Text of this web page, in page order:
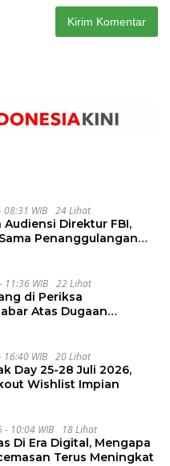
08:31 WIB 24 Lihat
Audiensi Direktur FBI,
Penanggulangan
11:36 WIB 22 Lihat
di Periksa
Atas Dugaan
16:40 WIB 20 Lihat
Day 25-28 Juli 2026,
Wishlist Impian
- 10:04 WIB 18 Lihat
Di Era Digital, Mengapa
Terus Meningkat